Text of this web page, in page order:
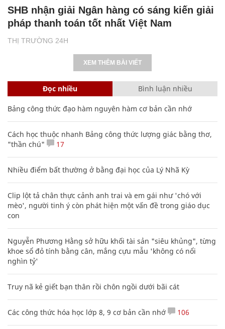
THỊ TRƯỜNG 24H
SHB nhận giải Ngân hàng có sáng kiến giải
pháp thanh toán tốt nhất Việt Nam
XEM THÊM BÀI VIẾT
Đọc nhiều Bình luận nhiều
Bảng công thức đạo hàm nguyên hàm cơ bản cần nhớ
Cách học thuộc nhanh Bảng công thức lượng giác bằng thơ,
"thần chú"
17
Nhiều điểm bất thường ở bằng đại học của Lý Nhã Kỳ
Clip lột tả chân thực cảnh anh trai và em gái như 'chó với
mèo', người tinh ý còn phát hiện một vấn đề trong giáo dục
con
Nguyễn Phương Hằng sở hữu khối tài sản "siêu khủng", từng
khoe sổ đỏ tính bằng cân, mắng cựu mẫu 'không có nổi
nghìn tỷ'
Truy nã kẻ giết bạn thân rồi chôn ngồi dưới bãi cát
Các công thức hóa học lớp 8, 9 cơ bản cần nhớ 106